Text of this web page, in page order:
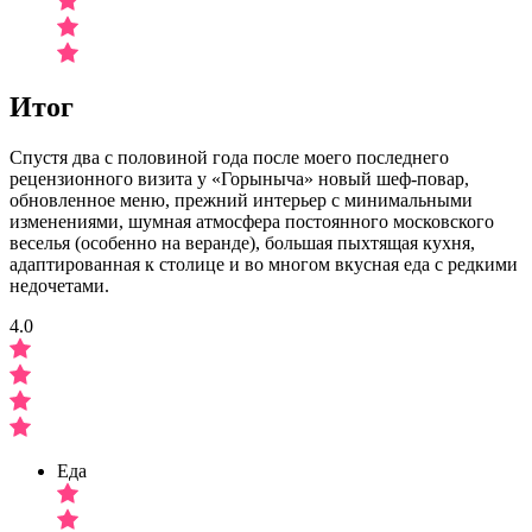
Итог
Спустя два с половиной года после моего последнего
рецензионного визита у «Горыныча» новый шеф-повар,
обновленное меню, прежний интерьер с минимальными
изменениями, шумная атмосфера постоянного московского
веселья (особенно на веранде), большая пыхтящая кухня,
адаптированная к столице и во многом вкусная еда с редкими
недочетами.
4.0
Еда